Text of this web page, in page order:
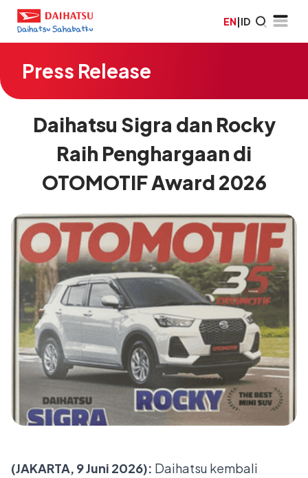
EN|ID
Press Release
Daihatsu Sigra dan Rocky
Raih Penghargaan di
OTOMOTIF Award 2026
(JAKARTA, 9 Juni 2026): Daihatsu kembali